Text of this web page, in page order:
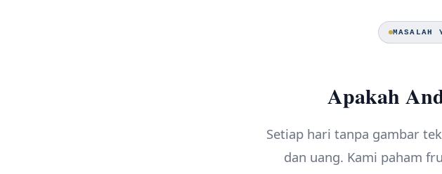
MASALAH
Apakah
Setiap hari tanpa gambar
dan uang. Kami paham